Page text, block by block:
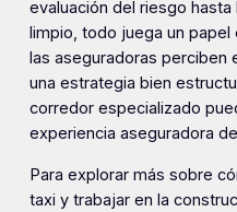
evaluación del riesgo
limpio, todo juega un papel
las aseguradoras perciben
una estrategia bien
corredor especializado
experiencia aseguradora
Para explorar más sobre
taxi y trabajar en la